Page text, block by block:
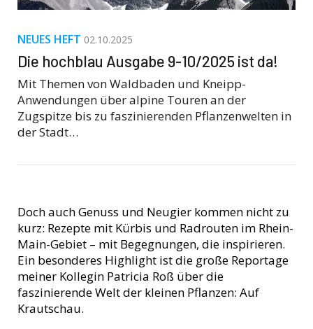
NEUES HEFT 02.10.2025
Die hochblau Ausgabe 9-10/2025 ist da!
Mit Themen von Waldbaden und Kneipp-
Anwendungen über alpine Touren an der
Zugspitze bis zu faszinierenden Pflanzenwelten in
der Stadt…
Doch auch Genuss und Neugier kommen nicht zu
kurz: Rezepte mit Kürbis und Radrouten im Rhein-
Main-Gebiet – mit Begegnungen, die inspirieren.
Ein besonderes Highlight ist die große Reportage
meiner Kollegin Patricia Roß über die
faszinierende Welt der kleinen Pflanzen: Auf
Krautschau.